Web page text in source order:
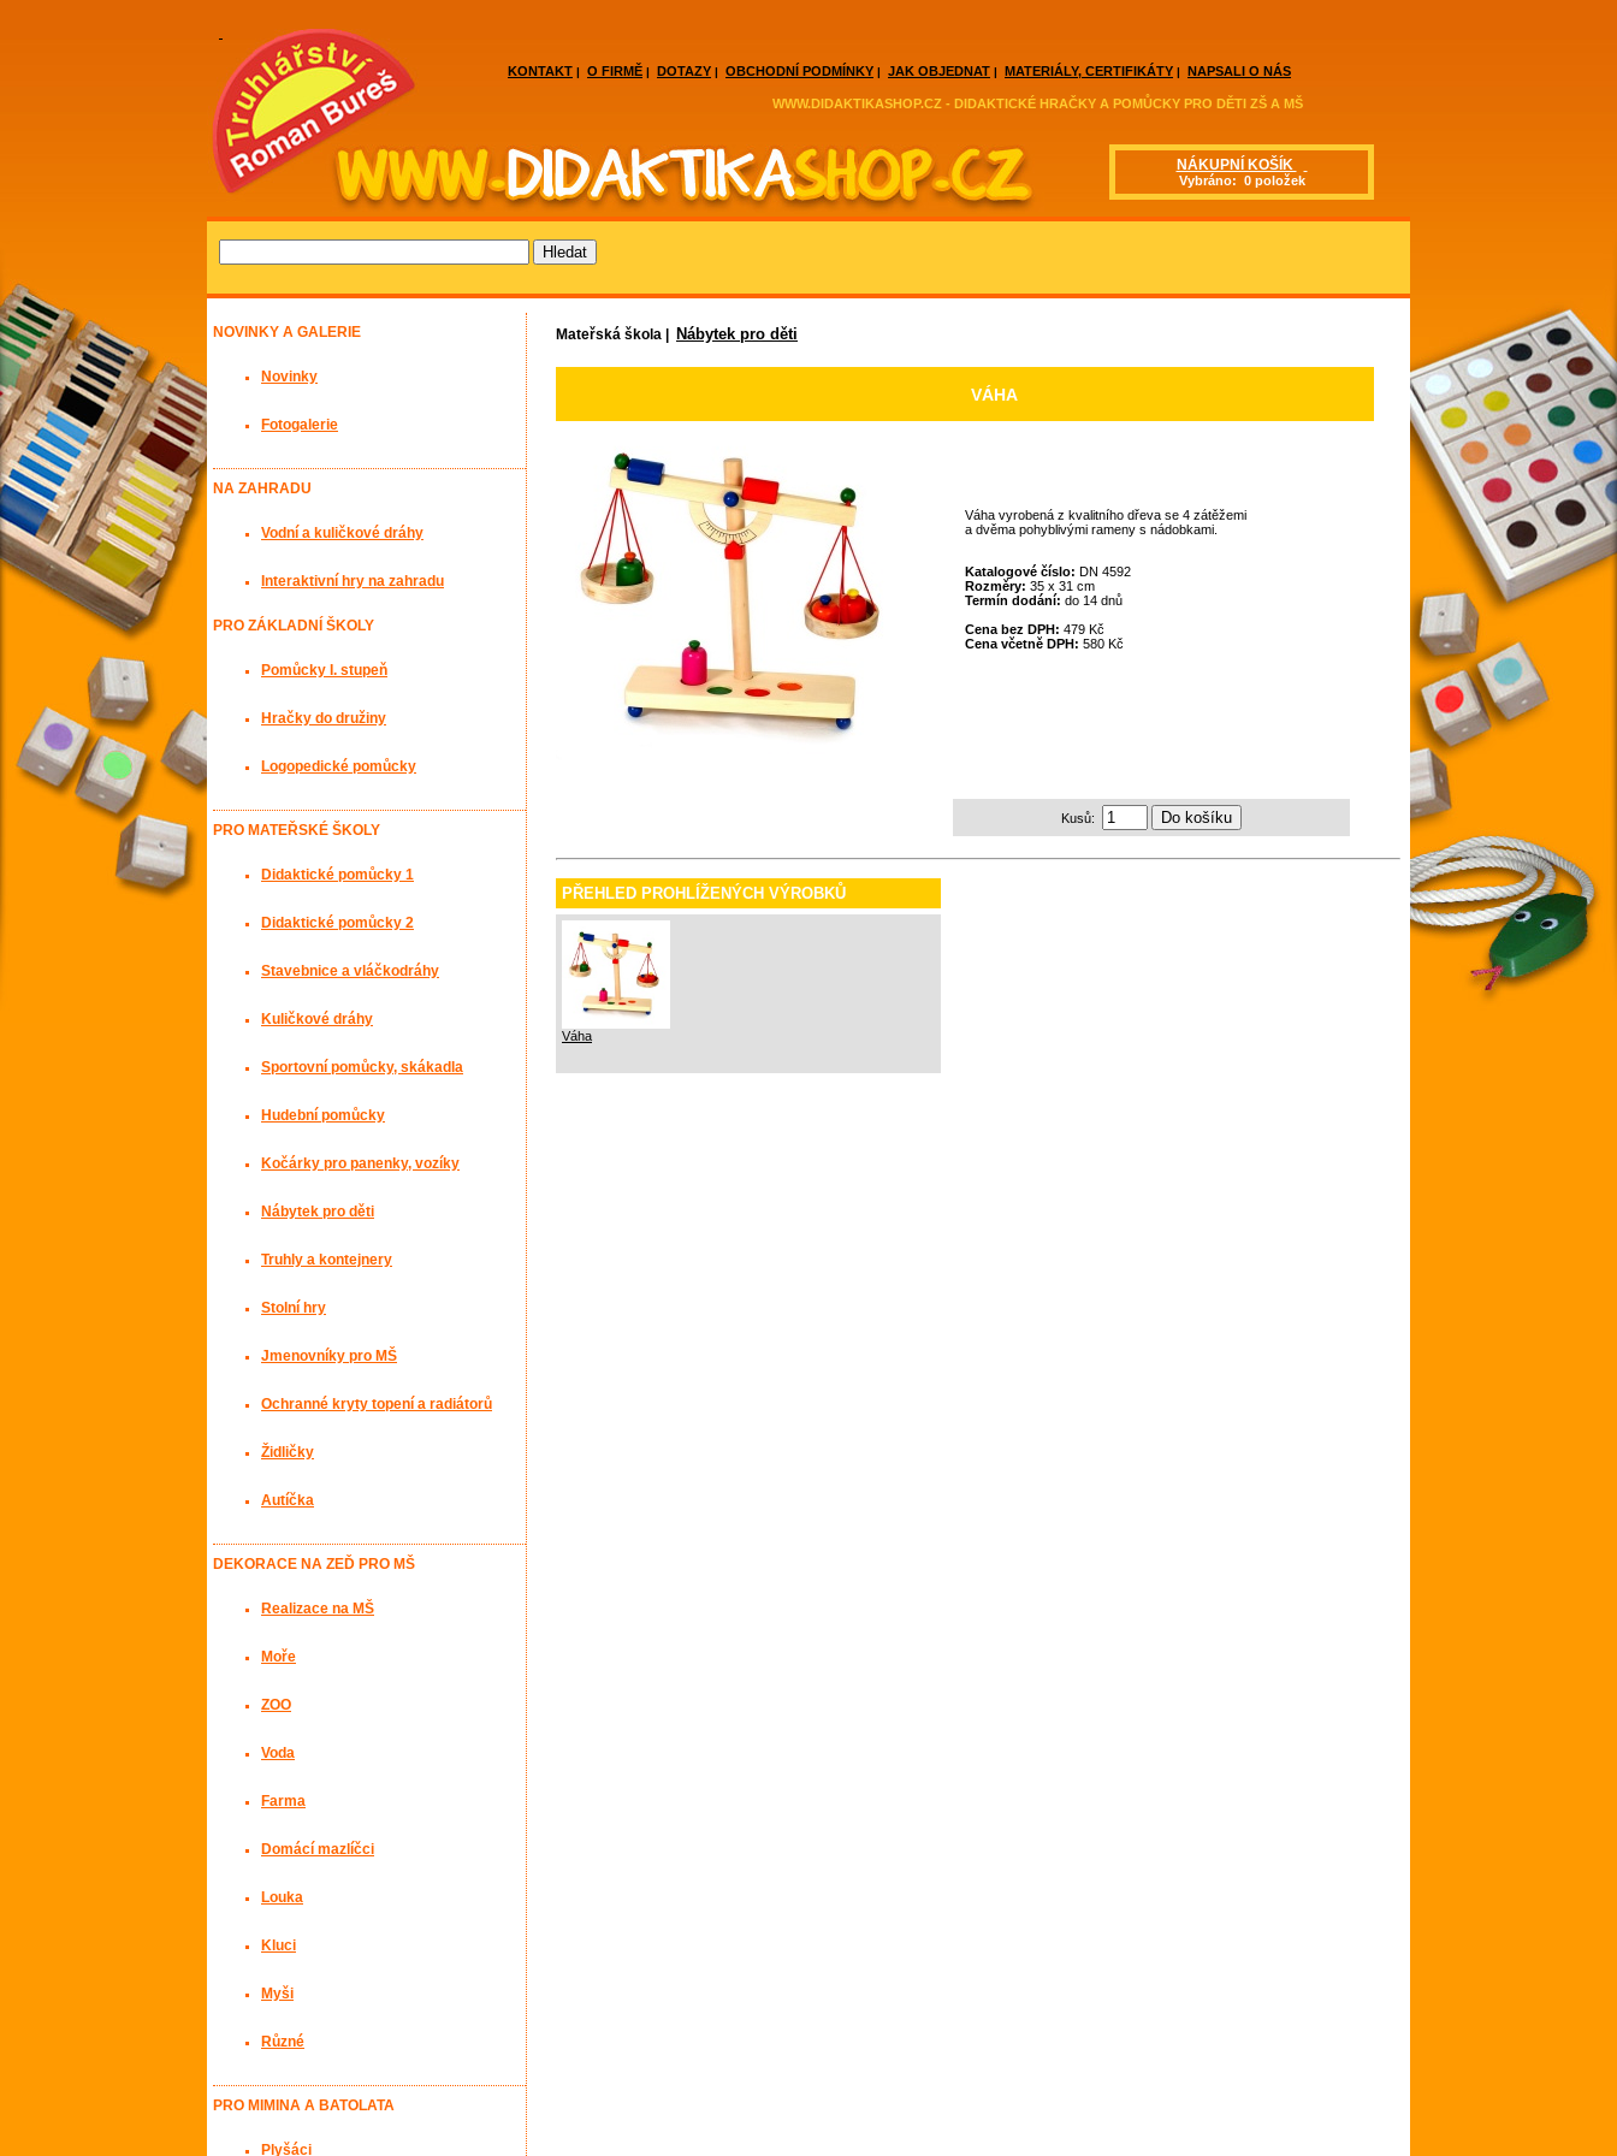
WWW.DIDAKTIKASHOP.CZ - DIDAKTICKÉ HRAČKY A POMŮCKY PRO DĚTI ZŠ A MŠ
KONTAKT | O FIRMĚ | DOTAZY | OBCHODNÍ PODMÍNKY | JAK OBJEDNAT | MATERIÁLY, CERTIFIKÁTY | NAPSALI O NÁS
NÁKUPNÍ KOŠÍK
Vybráno: 0 položek
Mateřská škola | Nábytek pro děti
VÁHA
Váha vyrobená z kvalitního dřeva se 4 zátěžemi
a dvěma pohyblivými rameny s nádobkami.
Katalogové číslo: DN 4592
Rozměry: 35 x 31 cm
Termín dodání: do 14 dnů
Cena bez DPH: 479 Kč
Cena včetně DPH: 580 Kč
Kusů:
PŘEHLED PROHLÍŽENÝCH VÝROBKŮ
Váha
NOVINKY A GALERIE
Novinky
Fotogalerie
NA ZAHRADU
Vodní a kuličkové dráhy
Interaktivní hry na zahradu
PRO ZÁKLADNÍ ŠKOLY
Pomůcky I. stupeň
Hračky do družiny
Logopedické pomůcky
PRO MATEŘSKÉ ŠKOLY
Didaktické pomůcky 1
Didaktické pomůcky 2
Stavebnice a vláčkodráhy
Kuličkové dráhy
Sportovní pomůcky, skákadla
Hudební pomůcky
Kočárky pro panenky, vozíky
Nábytek pro děti
Truhly a kontejnery
Stolní hry
Jmenovníky pro MŠ
Ochranné kryty topení a radiátorů
Židličky
Autíčka
DEKORACE NA ZEĎ PRO MŠ
Realizace na MŠ
Moře
ZOO
Voda
Farma
Domácí mazlíčci
Louka
Kluci
Myši
Různé
PRO MIMINA A BATOLATA
Plyšáci